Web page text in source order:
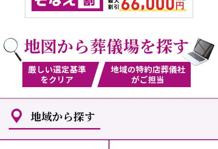
地図から葬儀場を探す
厳しい選定基準
をクリア
地域の特約店葬儀社
がご担当
地域から探す